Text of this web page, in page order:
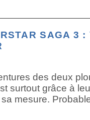
SAGA 3 :
des deux
surtout grâce à
mesure.